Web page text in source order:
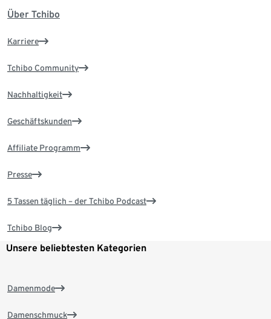
Über Tchibo
Karriere
Tchibo Community
Nachhaltigkeit
Geschäftskunden
Affiliate Programm
Presse
5 Tassen täglich – der Tchibo Podcast
Tchibo Blog
Unsere beliebtesten Kategorien
Damenmode
Damenschmuck